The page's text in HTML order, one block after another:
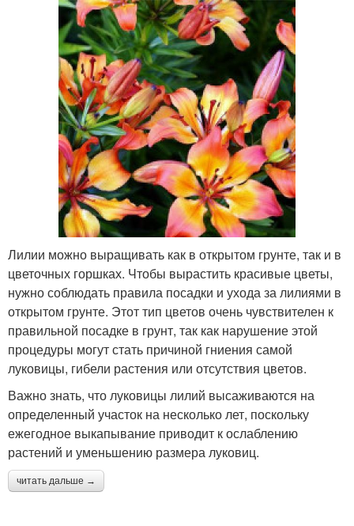
Лилии можно выращивать как в открытом грунте, так и в
цветочных горшках. Чтобы вырастить красивые цветы,
нужно соблюдать правила посадки и ухода за лилиями в
открытом грунте. Этот тип цветов очень чувствителен к
правильной посадке в грунт, так как нарушение этой
процедуры могут стать причиной гниения самой
луковицы, гибели растения или отсутствия цветов.
Важно знать, что луковицы лилий высаживаются на
определенный участок на несколько лет, поскольку
ежегодное выкапывание приводит к ослаблению
растений и уменьшению размера луковиц.
читать дальше →